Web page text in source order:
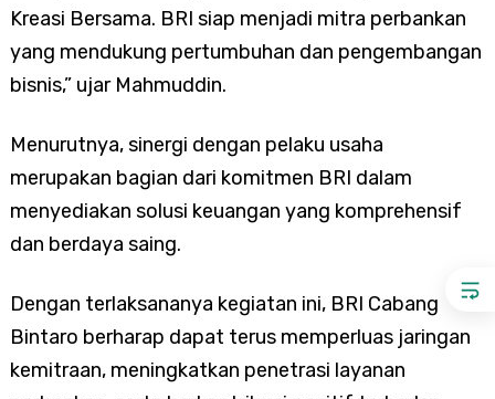
Kreasi Bersama. BRI siap menjadi mitra perbankan
yang mendukung pertumbuhan dan pengembangan
bisnis,” ujar Mahmuddin.
Menurutnya, sinergi dengan pelaku usaha
merupakan bagian dari komitmen BRI dalam
menyediakan solusi keuangan yang komprehensif
dan berdaya saing.
Dengan terlaksananya kegiatan ini, BRI Cabang
Bintaro berharap dapat terus memperluas jaringan
kemitraan, meningkatkan penetrasi layanan